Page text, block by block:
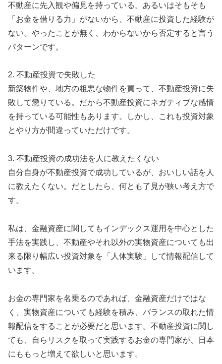
不動産に先入観や偏見を持っている。あるいはそもそも
「お金を借りる力」がないから、不動産に投資した経験が
ない。やったことが無く、わからないから否定すると言う
パターンです。
2. 不動産投資で失敗した
新築物件や、地方の粗悪な物件を買って、不動産投資に失
敗して懲りている。だから不動産投資にネガティブな感情
を持っている可能性もあります。しかし、これも投資対象
とやり方が間違っていただけです。
3. 不動産投資の成功法を人に教えたくない
自分自身が不動産投資で成功しているが、おいしい話を人
に教えたくない。だとしたら、何とも了見が狭い考え方で
す。
私は、金融資産に関してもインデックス運用を中心とした
手法を実践し、不動産やそれ以外の実物資産についても出
来る限り幅広い投資対象を「人体実験」して情報配信して
います。
お金の専門家を名乗るのであれば、金融資産だけではな
く、実物資産についても経験を積み、バランスの取れた情
報配信をすることが必要だと思います。不動産投資に関し
ても、自らリスクを取って実践するお金の専門家が、日本
にももっと増えて欲しいと思います。